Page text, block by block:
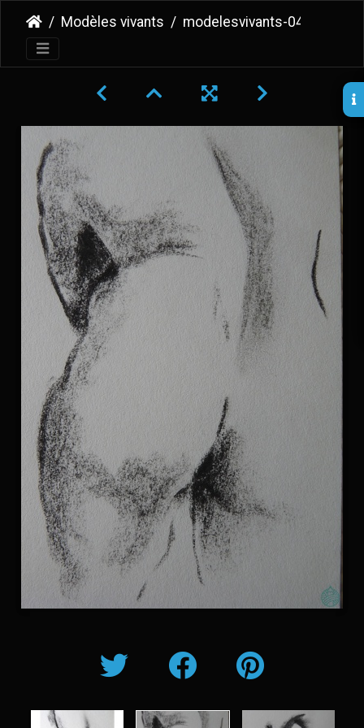
Modèles vivants modelesvivants-046